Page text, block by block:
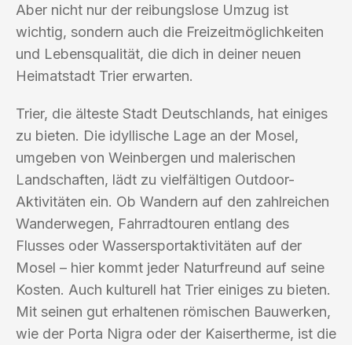
Aber nicht nur der reibungslose Umzug ist
wichtig, sondern auch die Freizeitmöglichkeiten
und Lebensqualität, die dich in deiner neuen
Heimatstadt Trier erwarten.
Trier, die älteste Stadt Deutschlands, hat einiges
zu bieten. Die idyllische Lage an der Mosel,
umgeben von Weinbergen und malerischen
Landschaften, lädt zu vielfältigen Outdoor-
Aktivitäten ein. Ob Wandern auf den zahlreichen
Wanderwegen, Fahrradtouren entlang des
Flusses oder Wassersportaktivitäten auf der
Mosel – hier kommt jeder Naturfreund auf seine
Kosten. Auch kulturell hat Trier einiges zu bieten.
Mit seinen gut erhaltenen römischen Bauwerken,
wie der Porta Nigra oder der Kaisertherme, ist die